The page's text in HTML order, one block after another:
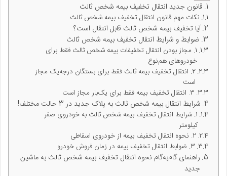
قانون جدید انتقال تخفیف بیمه شخص ثالث
نکات مهم قانون انتقال تخفیف بیمه شخص ثالث
آیا تخفیف بیمه شخص ثالث قابل انتقال است؟
ضوابط و شرایط انتقال تخفیف بیمه شخص ثالث
1. مجاز بودن انتقال تخفیفات بیمه شخص ثالث فقط برای
خودروهای هم‌نوع
2. انتقال تخفیف بیمه ثالث فقط برای بستگان درجه‌یک مجاز
است
3. انتقال تخفیف بیمه فقط برای یک‌بار مجاز است
شرایط انتقال بیمه شخص ثالث به پلاک جدید در 3 حالت مختلف!
1. شرایط انتقال تخفیف بیمه شخص ثالث به خودروی صفر
کیلومتر
2. نحوه انتقال تخفیف بیمه از خودروی اسقاطی
3. ضوابط انتقال تخفیف بیمه در زمان فروش خودرو
راهنمای گام‌به‌گام نحوه انتقال تخفیف بیمه شخص ثالث به ماشین
جدید